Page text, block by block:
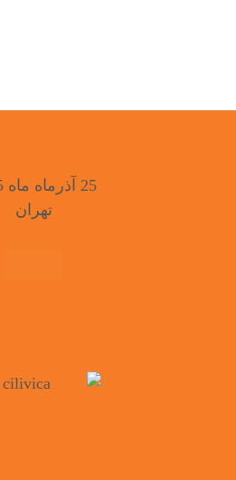
25 آذرماه ماه 1405
تهران